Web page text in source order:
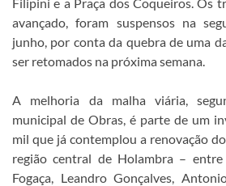
avançado, foram suspensos na
junho, por conta da quebra de uma
ser retomados na próxima semana.
A melhoria da malha viária,
municipal de Obras, é parte de um
mil que já contemplou a renovação
região central de Holambra – entre
Fogaça, Leandro Gonçalves,